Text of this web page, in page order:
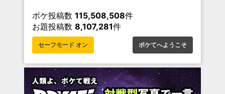
ボケ投稿数 115,508,508件
お題投稿数 8,107,281件
セーフモード オン ボケてへようこそ